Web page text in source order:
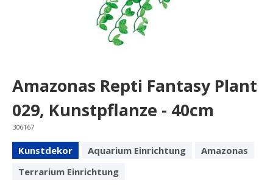
Amazonas Repti Fantasy Plant
029, Kunstpflanze - 40cm
306167
Kunstdekor Aquarium Einrichtung
Amazonas
Terrarium Einrichtung